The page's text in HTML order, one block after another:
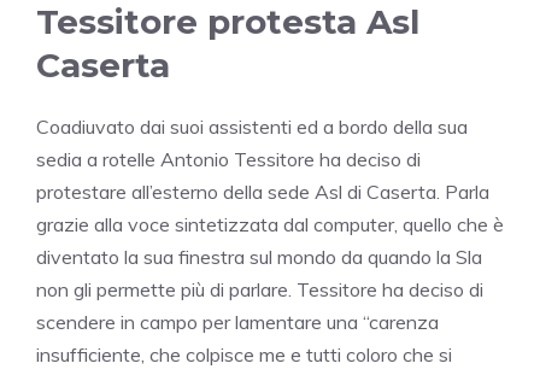
Tessitore protesta Asl
Caserta
Coadiuvato dai suoi assistenti ed a bordo della sua
sedia a rotelle Antonio Tessitore ha deciso di
protestare all’esterno della sede Asl di Caserta. Parla
grazie alla voce sintetizzata dal computer, quello che è
diventato la sua finestra sul mondo da quando la Sla
non gli permette più di parlare. Tessitore ha deciso di
scendere in campo per lamentare una “carenza
insufficiente, che colpisce me e tutti coloro che si